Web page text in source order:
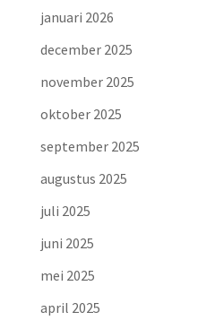
januari 2026
december 2025
november 2025
oktober 2025
september 2025
augustus 2025
juli 2025
juni 2025
mei 2025
april 2025